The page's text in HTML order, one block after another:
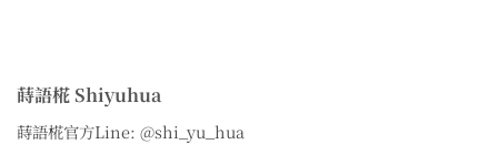
蒔語椛 Shiyuhua
蒔語椛官方Line: @shi_yu_hua